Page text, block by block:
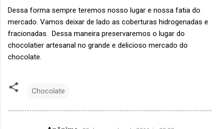
Dessa forma sempre teremos nosso lugar e nossa fatia do
mercado. Vamos deixar de lado as coberturas hidrogenadas e
fracionadas. Dessa maneira preservaremos o lugar do
chocolatier artesanal no grande e delicioso mercado do
chocolate.
Chocolate